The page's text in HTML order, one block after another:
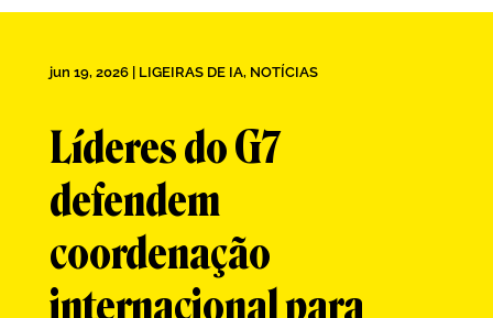
jun 19, 2026| LIGEIRAS DE IA, NOTÍCIAS
Líderes do G7
defendem
coordenação
internacional para